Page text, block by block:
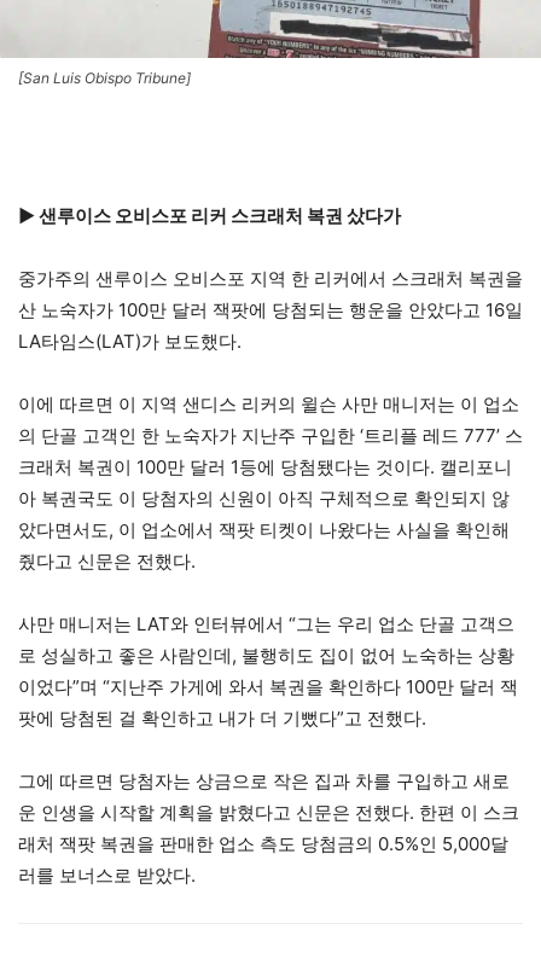
[San Luis Obispo Tribune]
▶ 샌루이스 오비스포 리커 스크래처 복권 샀다가
중가주의 샌루이스 오비스포 지역 한 리커에서 스크래처 복권을
산 노숙자가 100만 달러 잭팟에 당첨되는 행운을 안았다고 16일
LA타임스(LAT)가 보도했다.
이에 따르면 이 지역 샌디스 리커의 윌슨 사만 매니저는 이 업소
의 단골 고객인 한 노숙자가 지난주 구입한 ‘트리플 레드 777’ 스
크래처 복권이 100만 달러 1등에 당첨됐다는 것이다. 캘리포니
아 복권국도 이 당첨자의 신원이 아직 구체적으로 확인되지 않
았다면서도, 이 업소에서 잭팟 티켓이 나왔다는 사실을 확인해
줬다고 신문은 전했다.
사만 매니저는 LAT와 인터뷰에서 “그는 우리 업소 단골 고객으
로 성실하고 좋은 사람인데, 불행히도 집이 없어 노숙하는 상황
이었다”며 “지난주 가게에 와서 복권을 확인하다 100만 달러 잭
팟에 당첨된 걸 확인하고 내가 더 기뻤다”고 전했다.
그에 따르면 당첨자는 상금으로 작은 집과 차를 구입하고 새로
운 인생을 시작할 계획을 밝혔다고 신문은 전했다. 한편 이 스크
래처 잭팟 복권을 판매한 업소 측도 당첨금의 0.5%인 5,000달
러를 보너스로 받았다.